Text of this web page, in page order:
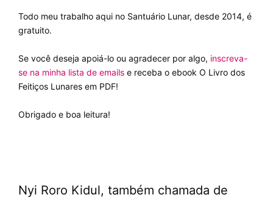
Todo meu trabalho aqui no Santuário Lunar, desde 2014, é
gratuito.
Se você deseja apoiá-lo ou agradecer por algo, inscreva-
se na minha lista de emails e receba o ebook O Livro dos
Feitiços Lunares em PDF!
Obrigado e boa leitura!
Nyi Roro Kidul, também chamada de